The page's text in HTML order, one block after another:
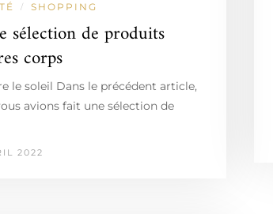
/ SHOPPING
sélection de produits
corps
le soleil Dans le précédent article,
avions fait une sélection de
2022